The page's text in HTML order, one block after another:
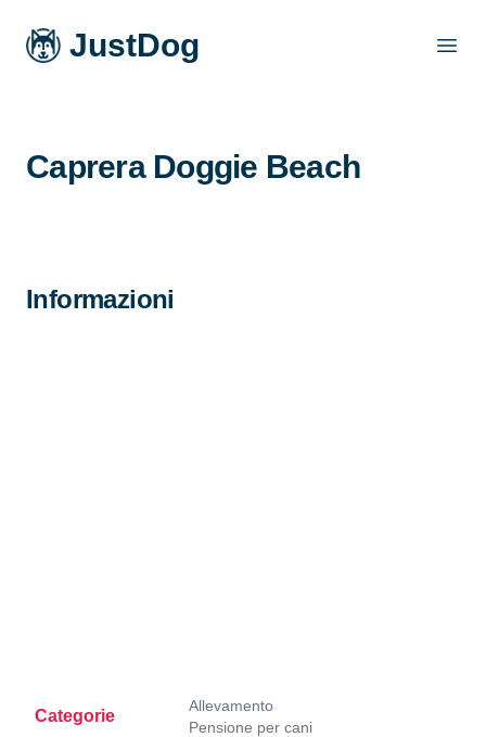
JustDog
Caprera Doggie Beach
Informazioni
Categorie
Allevamento
Pensione per cani